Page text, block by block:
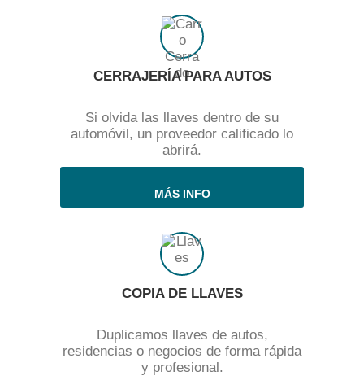
CERRAJERÍA PARA AUTOS
Si olvida las llaves dentro de su
automóvil, un proveedor calificado lo
abrirá.
MÁS INFO
COPIA DE LLAVES
Duplicamos llaves de autos,
residencias o negocios de forma rápida
y profesional.